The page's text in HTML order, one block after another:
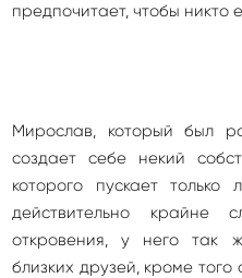
предпочитает, чтобы никто
Мирослав, который был
создает себе некий
которого пускает
действительно крайне
откровения, у него так
близких друзей, кроме того